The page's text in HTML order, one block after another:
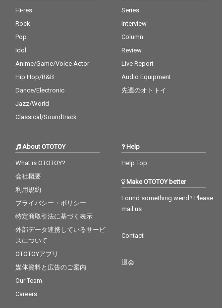
Hi-res
Rock
Pop
Idol
Anime/Game/Voice Actor
Hip Hop/R&B
Dance/Electronic
Jazz/World
Classical/Soundtrack
Series
Interview
Column
Review
Live Report
Audio Equipment
先週のオトトイ
About OTOTOY
What is OTOTOY?
会社概要
利用規約
プライバシー・ポリシー
特定商取引法に基づく表示
外部データ連携しているサービ
スについて
OTOTOYアプリ
媒体資料と広告のご案内
Our Team
Careers
Help
Help Top
Make OTOTOY better
Found something weird? Please
mail us
Contact
退会